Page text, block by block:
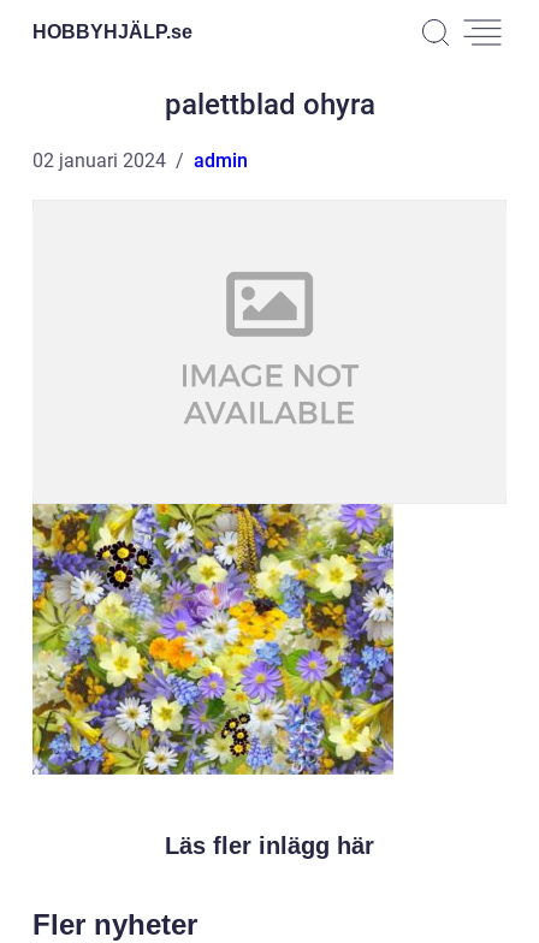
HOBBYHJÄLP.se
palettblad ohyra
02 januari 2024 admin
Läs fler inlägg här
Fler nyheter